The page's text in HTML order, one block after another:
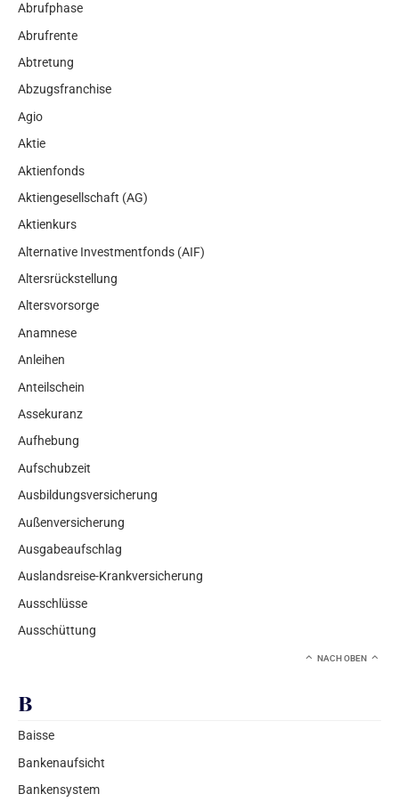
Abrufphase
Abrufrente
Abtretung
Abzugsfranchise
Agio
Aktie
Aktienfonds
Aktiengesellschaft (AG)
Aktienkurs
Alternative Investmentfonds (AIF)
Altersrückstellung
Altersvorsorge
Anamnese
Anleihen
Anteilschein
Assekuranz
Aufhebung
Aufschubzeit
Ausbildungsversicherung
Außenversicherung
Ausgabeaufschlag
Auslandsreise-Krankversicherung
Ausschlüsse
Ausschüttung
NACH OBEN
B
Baisse
Bankenaufsicht
Bankensystem